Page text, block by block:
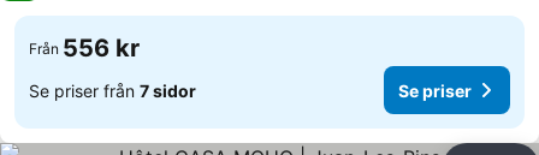
Från 556 kr
Se priser från 7 sidor Se priser